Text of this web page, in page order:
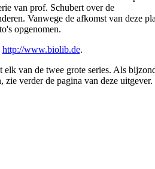
van prof. Schubert over de
Vanwege de afkomst van deze
opgenomen.
http://www.biolib.de.
van de twee grote series. Als
verder de pagina van deze uitgever.